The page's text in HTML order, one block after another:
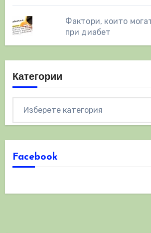
Фактори, които
при диабет
Категории
Facebook